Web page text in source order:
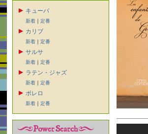
キューバ
新着 ｜ 定番
カリブ
新着 ｜ 定番
サルサ
新着 ｜ 定番
ラテン・ジャズ
新着 ｜ 定番
ボレロ
新着 ｜ 定番